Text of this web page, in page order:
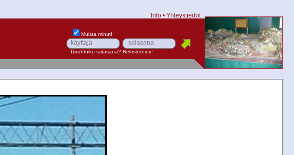
Info • Yhteystiedot
Muista minut!
Unohtuiko salasana? Rekisteröidy!